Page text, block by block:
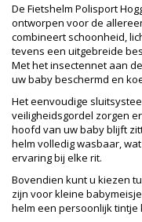
De Fietshelm Polisport
ontworpen voor de
combineert schoonheid,
tevens een uitgebreide
Met het insectennet aan
uw baby beschermd en
Het eenvoudige
veiligheidsgordel zorgen
hoofd van uw baby blijft
helm volledig wasbaar,
ervaring bij elke rit.
Bovendien kunt u kiezen
zijn voor kleine
helm een persoonlijk tintje